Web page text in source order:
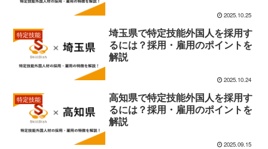
2025.10.25
特定技能
埼玉県で特定技能外国人を採用す
るには？採用・雇用のポイントを
解説
2025.10.24
特定技能
高知県で特定技能外国人を採用す
るには？採用・雇用のポイントを
解説
2025.09.15